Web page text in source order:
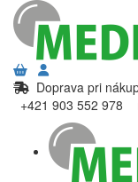
Doprava pri
+421 903 552 978